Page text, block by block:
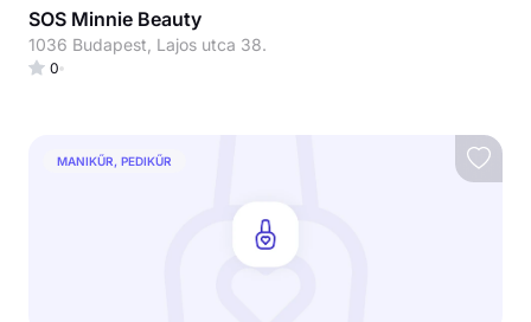
SOS Minnie Beauty
1036 Budapest, Lajos utca 38.
0
MANIKŰR, PEDIKŰR